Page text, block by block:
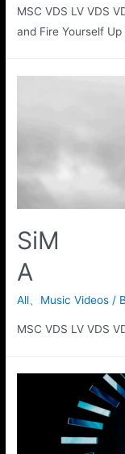
MSC VDS LV VDS
and Fire Yourself
SiM
A
All、 Music Videos /
MSC VDS LV VDS